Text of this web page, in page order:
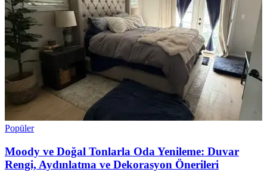
Popüler
Moody ve Doğal Tonlarla Oda Yenileme: Duvar
Rengi, Aydınlatma ve Dekorasyon Önerileri